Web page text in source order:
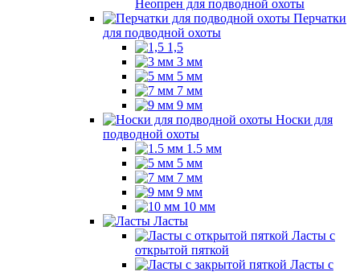
Неопрен для подводной охоты
Перчатки
для подводной охоты
1,5
3 мм
5 мм
7 мм
9 мм
Носки для
подводной охоты
1.5 мм
5 мм
7 мм
9 мм
10 мм
Ласты
Ласты с
открытой пяткой
Ласты с